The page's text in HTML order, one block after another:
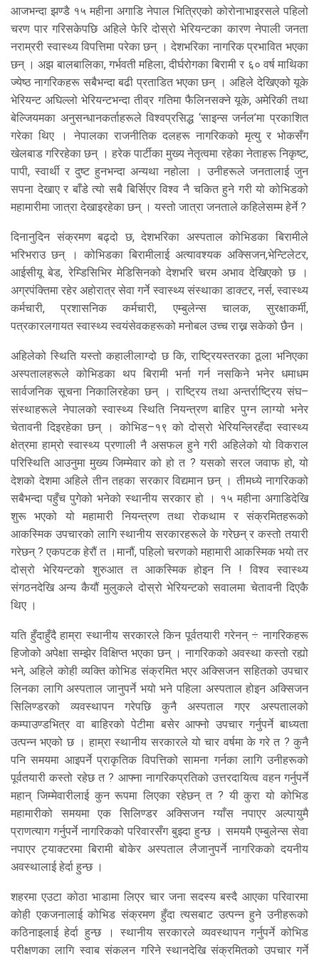
आजभन्दा झण्डै १५ महीना अगाडि नेपाल भित्रिएको कोरोनाभाइरसले पहिलो
चरण पार गरिसकेपछि अहिले फेरि दोस्रो भेरियन्टका कारण नेपाली जनता
नराम्ररी स्वास्थ्य विपत्तिमा परेका छन् । देशभरिका नागरिक प्रभावित भएका
छन् । अझ बालबालिका, गर्भवती महिला, दीर्घरोगका बिरामी र ६० वर्ष माथिका
ज्येष्ठ नागरिकहरू सबैभन्दा बढी प्रताडित भएका छन् । अहिले देखिएको यूके
भेरियन्ट अघिल्लो भेरियन्टभन्दा तीव्र गतिमा फैलिनसक्ने यूके, अमेरिकी तथा
बेल्जियमका अनुसन्धानकर्ताहरूले विश्वप्रसिद्ध ‘साइन्स जर्नल’मा प्रकाशित
गरेका थिए । नेपालका राजनीतिक दलहरू नागरिकको मृत्यु र भोकसँग
खेलबाड गरिरहेका छन् । हरेक पार्टीका मुख्य नेतृत्वमा रहेका नेताहरू निकृष्ट,
पापी, स्वार्थी र दुष्ट हुनभन्दा अन्यथा नहोला । उनीहरूले जनतालाई जुन
सपना देखाए र बाँडे त्यो सबै बिर्सिएर विश्व नै चकित हुने गरी यो कोभिडको
महामारीमा जात्रा देखाइरहेका छन् । यस्तो जात्रा जनताले कहिलेसम्म हेर्ने ?
दिनानुदिन संक्रमण बढ्दो छ, देशभरिका अस्पताल कोभिडका बिरामीले
भरिभराउ छन् । कोभिडका बिरामीलाई अत्यावश्यक अक्सिजन,भेन्टिलेटर,
आईसीयू बेड, रेम्डिसिभिर मेडिसिनको देशभरि चरम अभाव देखिएको छ ।
अग्रपंक्तिमा रहेर अहोरात्र सेवा गर्ने स्वास्थ्य संस्थाका डाक्टर, नर्स, स्वास्थ्य
कर्मचारी, प्रशासनिक कर्मचारी, एम्बुलेन्स चालक, सुरक्षाकर्मी,
पत्रकारलगायत स्वास्थ्य स्वयंसेवकहरूको मनोबल उच्च राख्न सकेको छैन ।
अहिलेको स्थिति यस्तो कहालीलाग्दो छ कि, राष्ट्रियस्तरका ठूला भनिएका
अस्पतालहरूले कोभिडका थप बिरामी भर्ना गर्न नसकिने भनेर धमाधम
सार्वजनिक सूचना निकालिरहेका छन् । राष्ट्रिय तथा अन्तर्राष्ट्रिय संघ–
संस्थाहरूले नेपालको स्वास्थ्य स्थिति नियन्त्रण बाहिर पुग्न लाग्यो भनेर
चेतावनी दिइरहेका छन् । कोभिड–१९ को दोस्रो भेरियन्लिरहँदा स्वास्थ्य
क्षेत्रमा हाम्रो स्वास्थ्य प्रणाली नै असफल हुने गरी अहिलेको यो विकराल
परिस्थिति आउनुमा मुख्य जिम्मेवार को हो त ? यसको सरल जवाफ हो, यो
देशको देशमा अहिले तीन तहका सरकार विद्यमान छन् । तीमध्ये नागरिकको
सबैभन्दा पहुँच पुगेको भनेको स्थानीय सरकार हो । १५ महीना अगाडिदेखि
शुरू भएको यो महामारी नियन्त्रण तथा रोकथाम र संक्रमितहरूको
आकस्मिक उपचारको लागि स्थानीय सरकारहरूले के गरेछन् र कस्तो तयारी
गरेछन् ? एकपटक हेरौं त ।मानौं, पहिलो चरणको महामारी आकस्मिक भयो तर
दोस्रो भेरियन्टको शुरुआत त आकस्मिक होइन नि ! विश्व स्वास्थ्य
संगठनदेखि अन्य कैयौं मुलुकले दोस्रो भेरियन्टको सवालमा चेतावनी दिएकै
थिए ।
यति हुँदाहुँदै हाम्रा स्थानीय सरकारले किन पूर्वतयारी गरेनन् ÷ नागरिकहरू
हिजोको अपेक्षा सम्झेर विक्षिप्त भएका छन् । नागरिकको अवस्था कस्तो रह्यो
भने, अहिले कोही व्यक्ति कोभिड संक्रमित भएर अक्सिजन सहितको उपचार
लिनका लागि अस्पताल जानुपर्ने भयो भने पहिला अस्पताल होइन अक्सिजन
सिलिण्डरको व्यवस्थापन गरेपछि कुनै अस्पताल गएर अस्पतालको
कम्पाउण्डभित्र वा बाहिरको पेटीमा बसेर आफ्नो उपचार गर्नुपर्ने बाध्यता
उत्पन्न भएको छ । हाम्रा स्थानीय सरकारले यो चार वर्षमा के गरे त ? कुनै
पनि समयमा आइपर्ने प्राकृतिक विपत्तिको सामना गर्नका लागि उनीहरूको
पूर्वतयारी कस्तो रहेछ त ? आफ्ना नागरिकप्रतिको उत्तरदायित्व वहन गर्नुपर्ने
महान् जिम्मेवारीलाई कुन रूपमा लिएका रहेछन् त ? यी कुरा यो कोभिड
महामारीको समयमा एक सिलिण्डर अक्सिजन ग्याँस नपाएर अल्पायुमै
प्राणत्याग गर्नुपर्ने नागरिकको परिवारसँग बुझ्दा हुन्छ । समयमै एम्बुलेन्स सेवा
नपाएर ट्याक्टरमा बिरामी बोकेर अस्पताल लैजानुपर्ने नागरिकको दयनीय
अवस्थालाई हेर्दा हुन्छ ।
शहरमा एउटा कोठा भाडामा लिएर चार जना सदस्य बस्दै आएका परिवारमा
कोही एकजनालाई कोभिड संक्रमण हुँदा त्यसबाट उत्पन्न हुने उनीहरूको
कठिनाइलाई हेर्दा हुन्छ । स्थानीय सरकारले व्यवस्थापन गर्नुपर्ने कोभिड
परीक्षणका लागि स्वाब संकलन गरिने स्थानदेखि संक्रमितको उपचार गर्ने